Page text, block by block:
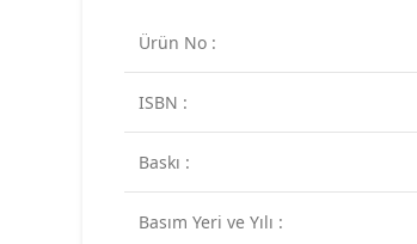
Ürün No :
ISBN :
Baskı :
Basım Yeri ve Yılı :